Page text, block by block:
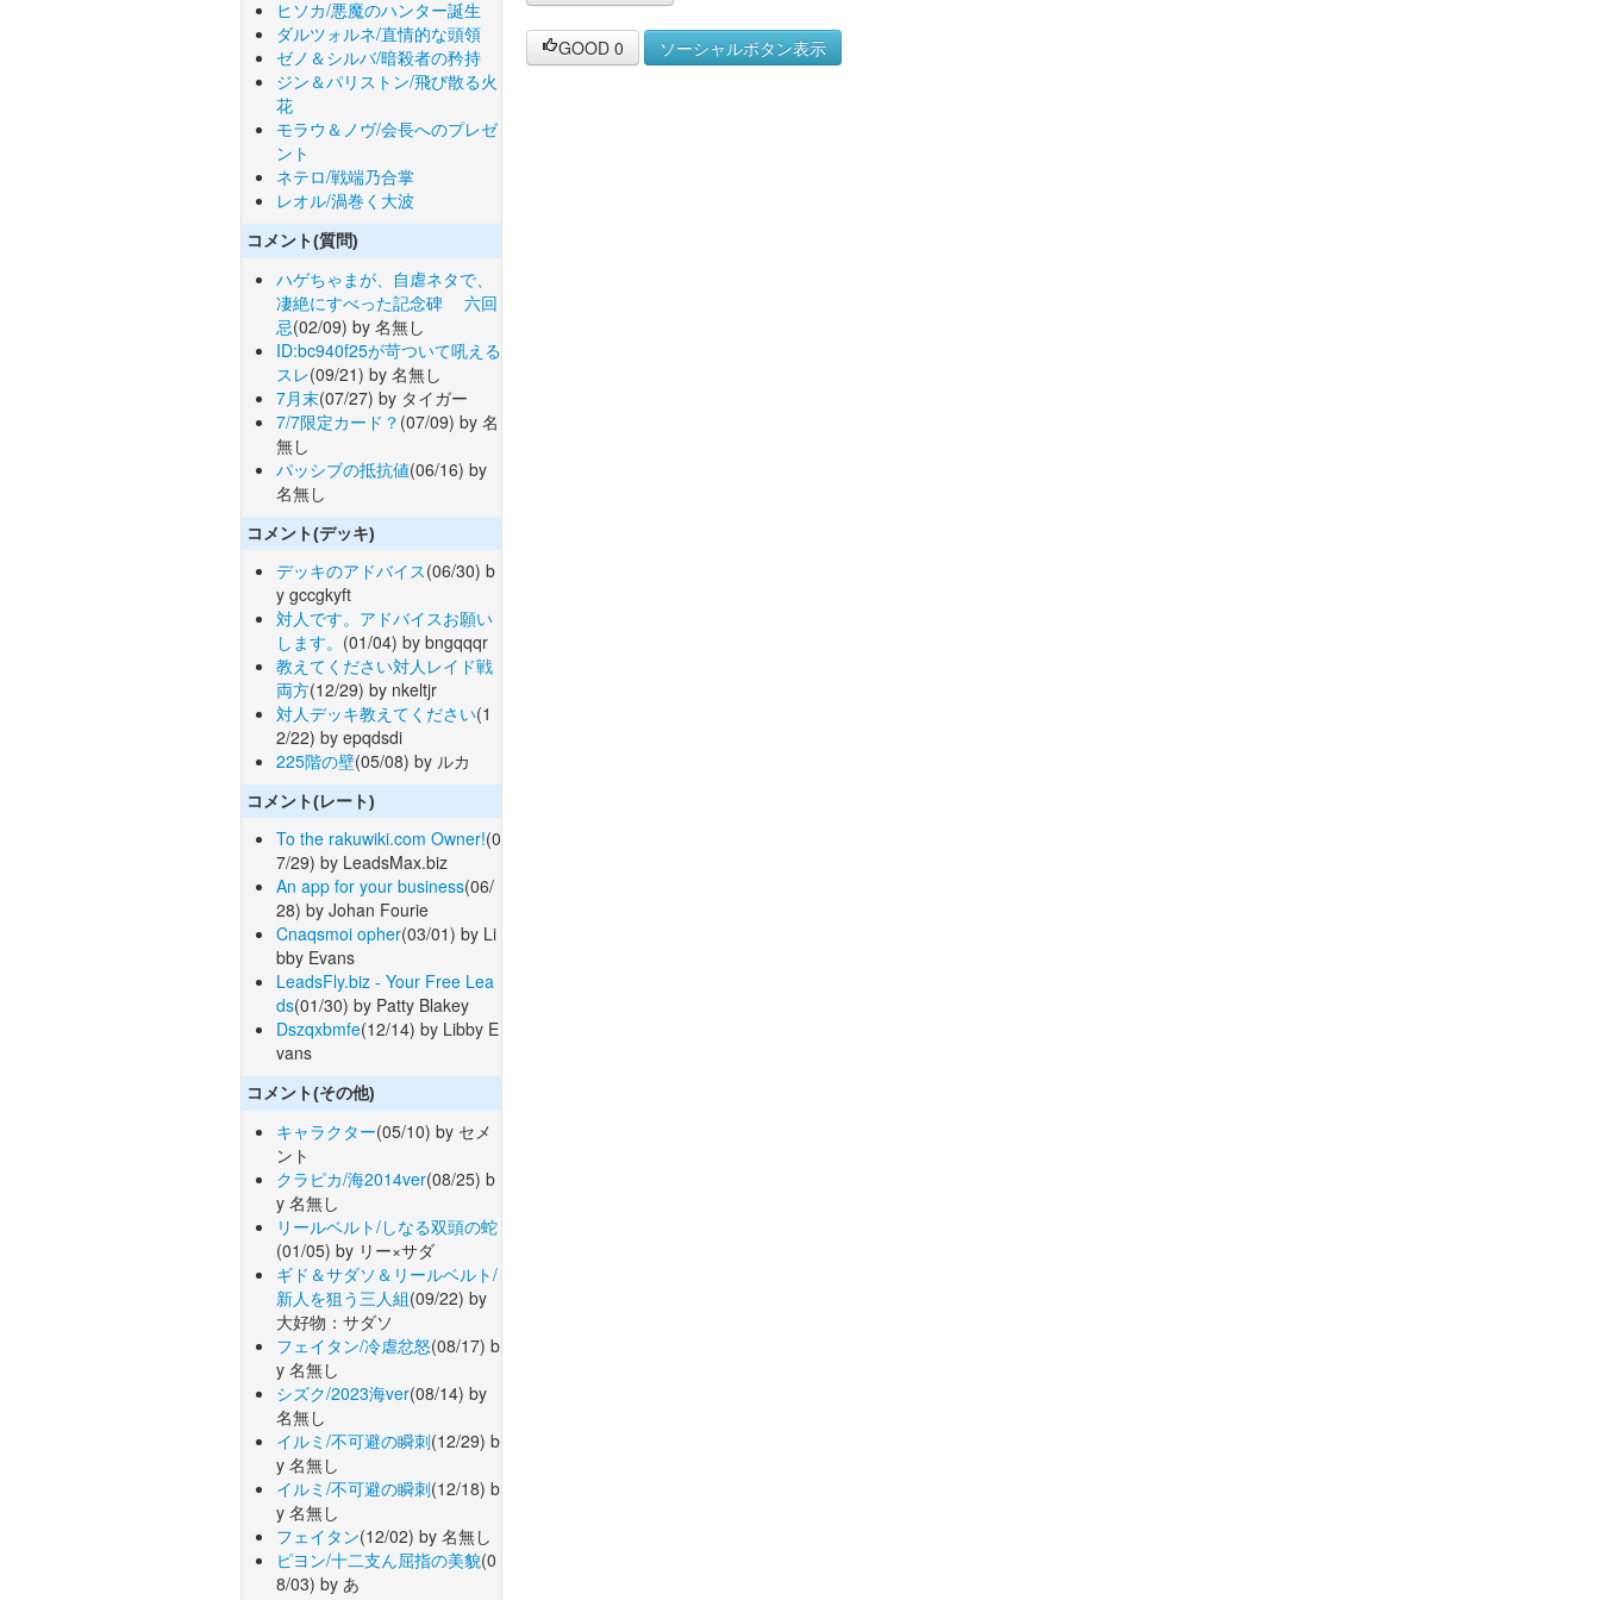
ヒソカ/悪魔のハンター誕生
ダルツォルネ/直情的な頭領
ゼノ＆シルバ/暗殺者の矜持
ジン＆パリストン/飛び散る火
花
モラウ＆ノヴ/会長へのプレゼ
ント
ネテロ/戦端乃合掌
レオル/渦巻く大波
コメント(質問)
ハゲちゃまが、自虐ネタで、
凄絶にすべった記念碑 六回
忌(02/09) by 名無し
ID:bc940f25が苛ついて吼える
スレ(09/21) by 名無し
7月末(07/27) by タイガー
7/7限定カード？ (07/09) by 名
無し
パッシブの抵抗値(06/16) by
名無し
コメント(デッキ)
デッキのアドバイス(06/30) b
y gccgkyft
対人です。アドバイスお願い
します。 (01/04) by bngqqqr
教えてください対人レイド戦
両方(12/29) by nkeltjr
対人デッキ教えてください(1
2/22) by epqdsdi
225階の壁(05/08) by ルカ
コメント(レート)
To the rakuwiki.com Owner!(0
7/29) by LeadsMax.biz
An app for your business(06/
28) by Johan Fourie
Cnaqsmoi opher(03/01) by Li
bby Evans
LeadsFly.biz - Your Free Lea
ds(01/30) by Patty Blakey
Dszqxbmfe(12/14) by Libby E
vans
コメント(その他)
キャラクター(05/10) by セメ
ント
クラピカ/海2014ver(08/25) b
y 名無し
リールベルト/しなる双頭の蛇
(01/05) by リー×サダ
ギド＆サダソ＆リールベルト/
新人を狙う三人組(09/22) by
大好物：サダソ
フェイタン/冷虐忿怒(08/17) b
y 名無し
シズク/2023海ver(08/14) by
名無し
イルミ/不可避の瞬刺(12/29) b
y 名無し
イルミ/不可避の瞬刺(12/18) b
y 名無し
フェイタン(12/02) by 名無し
ピヨン/十二支ん屈指の美貌(0
8/03) by あ
GOOD 0 ソーシャルボタン表示